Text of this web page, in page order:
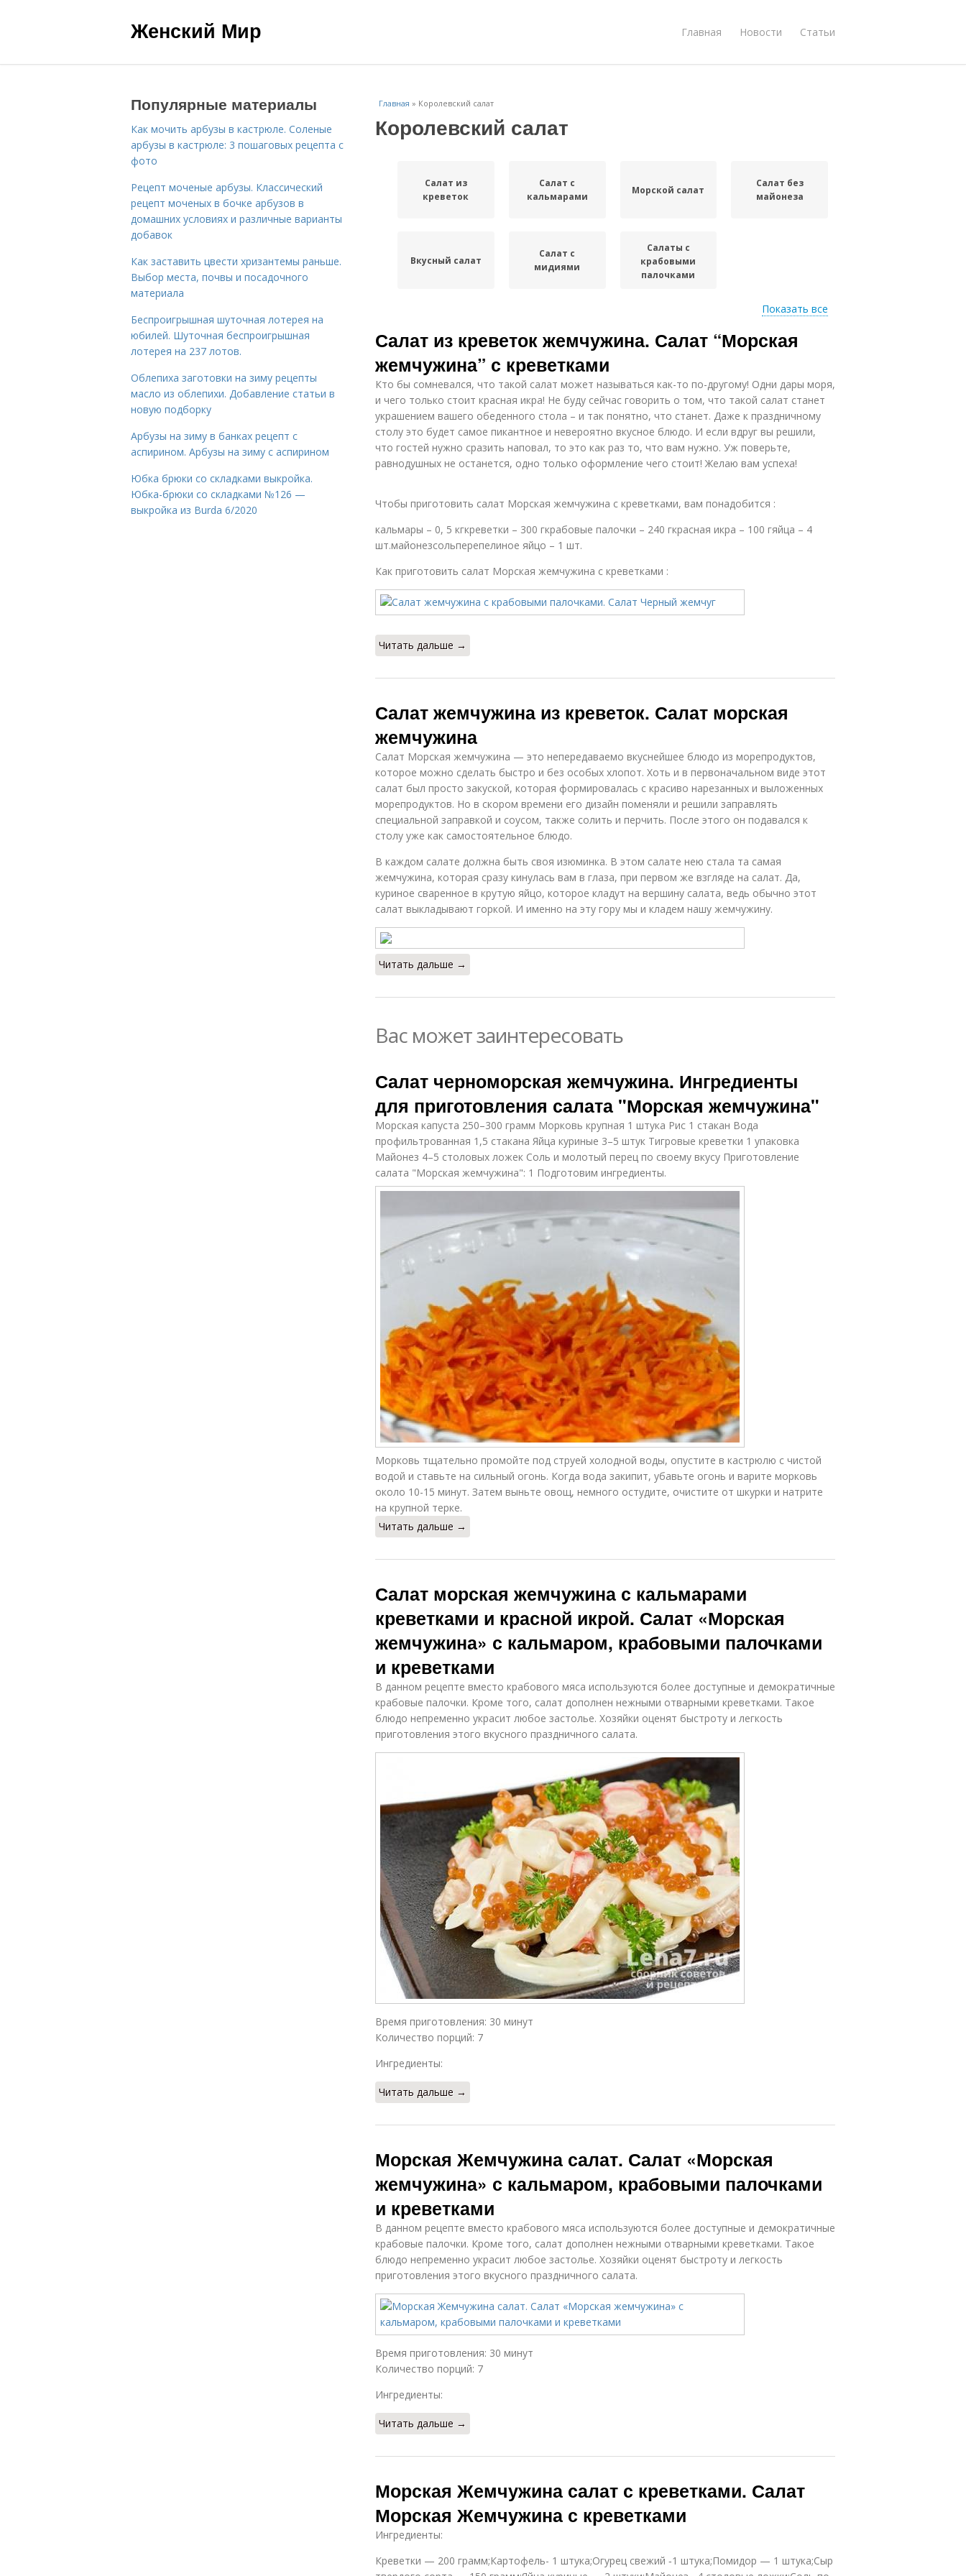
Женский Мир Главная Новости Статьи
Главная » Королевский салат
Королевский салат
Салат из
креветок
Салат с
кальмарами
Морской салат
Салат без
майонеза
Вкусный салат
Салат с
мидиями
Салаты с
крабовыми
палочками
Показать все
Салат из креветок жемчужина. Салат “Морская
жемчужина” с креветками
Кто бы сомневался, что такой салат может называться как-то по-другому! Одни дары моря,
и чего только стоит красная икра! Не буду сейчас говорить о том, что такой салат станет
украшением вашего обеденного стола – и так понятно, что станет. Даже к праздничному
столу это будет самое пикантное и невероятно вкусное блюдо. И если вдруг вы решили,
что гостей нужно сразить наповал, то это как раз то, что вам нужно. Уж поверьте,
равнодушных не останется, одно только оформление чего стоит! Желаю вам успеха!
Чтобы приготовить салат Морская жемчужина с креветками, вам понадобится :
кальмары – 0, 5 кгкреветки – 300 гкрабовые палочки – 240 гкрасная икра – 100 гяйца – 4
шт.майонезсольперепелиное яйцо – 1 шт.
Как приготовить салат Морская жемчужина с креветками :
Читать дальше →
Салат жемчужина из креветок. Салат морская
жемчужина
Салат Морская жемчужина — это непередаваемо вкуснейшее блюдо из морепродуктов,
которое можно сделать быстро и без особых хлопот. Хоть и в первоначальном виде этот
салат был просто закуской, которая формировалась с красиво нарезанных и выложенных
морепродуктов. Но в скором времени его дизайн поменяли и решили заправлять
специальной заправкой и соусом, также солить и перчить. После этого он подавался к
столу уже как самостоятельное блюдо.
В каждом салате должна быть своя изюминка. В этом салате нею стала та самая
жемчужина, которая сразу кинулась вам в глаза, при первом же взгляде на салат. Да,
куриное сваренное в крутую яйцо, которое кладут на вершину салата, ведь обычно этот
салат выкладывают горкой. И именно на эту гору мы и кладем нашу жемчужину.
Читать дальше →
Вас может заинтересовать
Салат черноморская жемчужина. Ингредиенты
для приготовления салата "Морская жемчужина"
Морская капуста 250–300 грамм Морковь крупная 1 штука Рис 1 стакан Вода
профильтрованная 1,5 стакана Яйца куриные 3–5 штук Тигровые креветки 1 упаковка
Майонез 4–5 столовых ложек Соль и молотый перец по своему вкусу Приготовление
салата "Морская жемчужина": 1 Подготовим ингредиенты.
Морковь тщательно промойте под струей холодной воды, опустите в кастрюлю с чистой
водой и ставьте на сильный огонь. Когда вода закипит, убавьте огонь и варите морковь
около 10-15 минут. Затем выньте овощ, немного остудите, очистите от шкурки и натрите
на крупной терке.
Читать дальше →
Салат морская жемчужина с кальмарами
креветками и красной икрой. Салат «Морская
жемчужина» с кальмаром, крабовыми палочками
и креветками
В данном рецепте вместо крабового мяса используются более доступные и демократичные
крабовые палочки. Кроме того, салат дополнен нежными отварными креветками. Такое
блюдо непременно украсит любое застолье. Хозяйки оценят быстроту и легкость
приготовления этого вкусного праздничного салата.
Время приготовления: 30 минут
Количество порций: 7
Ингредиенты:
Читать дальше →
Морская Жемчужина салат. Салат «Морская
жемчужина» с кальмаром, крабовыми палочками
и креветками
В данном рецепте вместо крабового мяса используются более доступные и демократичные
крабовые палочки. Кроме того, салат дополнен нежными отварными креветками. Такое
блюдо непременно украсит любое застолье. Хозяйки оценят быстроту и легкость
приготовления этого вкусного праздничного салата.
Время приготовления: 30 минут
Количество порций: 7
Ингредиенты:
Читать дальше →
Морская Жемчужина салат с креветками. Салат
Морская Жемчужина с креветками
Ингредиенты:
Креветки — 200 грамм;Картофель- 1 штука;Огурец свежий ‑1 штука;Помидор — 1 штука;Сыр
Популярные материалы
Как мочить арбузы в кастрюле. Соленые
арбузы в кастрюле: 3 пошаговых рецепта с
фото
Рецепт моченые арбузы. Классический
рецепт моченых в бочке арбузов в
домашних условиях и различные варианты
добавок
Как заставить цвести хризантемы раньше.
Выбор места, почвы и посадочного
материала
Беспроигрышная шуточная лотерея на
юбилей. Шуточная беспроигрышная
лотерея на 237 лотов.
Облепиха заготовки на зиму рецепты
масло из облепихи. Добавление статьи в
новую подборку
Арбузы на зиму в банках рецепт с
аспирином. Арбузы на зиму с аспирином
Юбка брюки со складками выкройка.
Юбка-брюки со складками №126 —
выкройка из Burda 6/2020